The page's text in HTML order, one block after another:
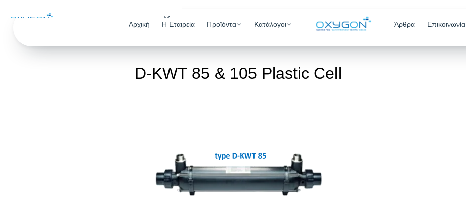
Αρχική Η Εταιρεία Προϊόντα Κατάλογοι Άρθρα Επικοινωνία
Αρχική
D-KWT 85 & 105 Plastic Cell